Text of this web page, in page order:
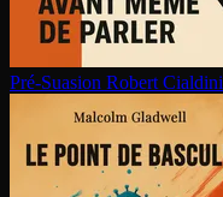
Pré-Suasion Robert Cialdini